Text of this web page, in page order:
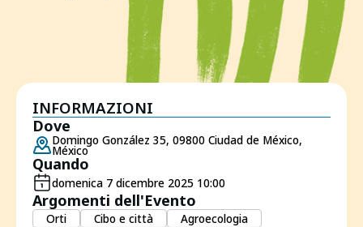
INFORMAZIONI
Dove
Domingo González 35, 09800 Ciudad de México,
México
Quando
domenica 7 dicembre 2025 10:00
Argomenti dell'Evento
Orti Cibo e città
Agroecologia